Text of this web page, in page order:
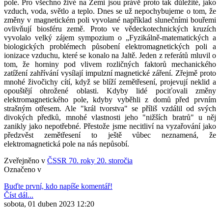
pole. Pro všechno živé na Zemi jsou právě proto tak důležité, jako
vzduch, voda, světlo a teplo. Dnes se už nepochybujeme o tom, že
změny v magnetickém poli vyvolané například slunečními bouřemi
ovlivňují biosféru země. Proto ve vědeckotechnických kruzích
vyvolalo velký zájem sympozium o „Fyzikálně-matematických a
biologických problémech působení elektromagnetických poli a
ionizace vzduchu, které se konalo na Jaltě. Jeden z referátů mluvil o
tom, že horniny pod vlivem rozličných faktorů mechanického
zatížení zahřívání vysílají impulzní magnetické záření. Zřejmě proto
mnohé živočichy cítí, když se blíží zemětřesení, projevují neklid a
opouštějí ohrožené oblasti. Kdyby lidé pociťovali změny
elektromagnetického pole, kdyby vyběhli z domů před prvním
strašným otřesem. Ale "král tvorstva" se příliš vzdálil od svých
divokých předků, mnohé vlastnosti jeho "nižších bratrů" u něj
zanikly jako nepotřebné. Přestože jsme necitliví na vyzařování jako
předzvěst zemětřesení to ještě vůbec neznamená, že
elektromagnetická pole na nás nepůsobí.
Zveřejněno v ČSSR 70. roky 20. storočia
Označeno v
Buďte první, kdo napíše komentář!
Číst dál...
sobota, 01 duben 2023 12:20